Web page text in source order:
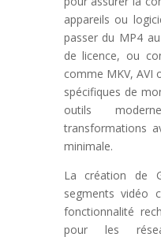
appareils ou
passer du MP4
de licence, ou
comme MKV, AVI
spécifiques de
outils
transformations
minimale.
La création de
segments vidéo
fonctionnalité
pour les